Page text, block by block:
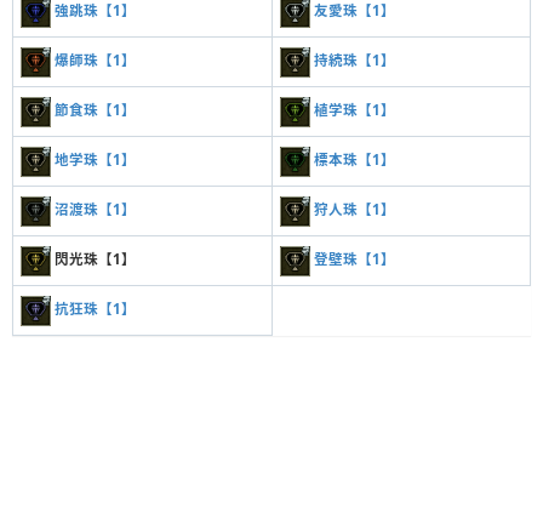
強跳珠【1】 友愛珠【1】
爆師珠【1】 持続珠【1】
節食珠【1】 植学珠【1】
地学珠【1】 標本珠【1】
沼渡珠【1】 狩人珠【1】
閃光珠【1】 登壁珠【1】
抗狂珠【1】